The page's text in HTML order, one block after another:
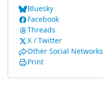
Bluesky
Facebook
Threads
X / Twitter
Other Social Networks
Print